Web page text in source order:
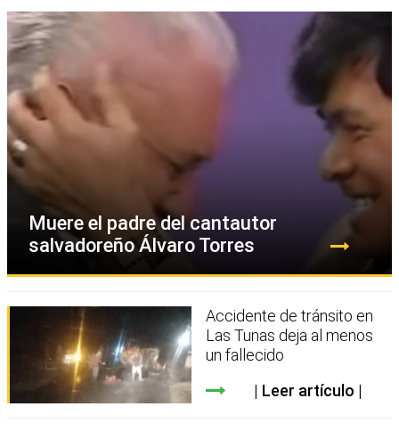
Muere el padre del cantautor
salvadoreño Álvaro Torres
Accidente de tránsito en
Las Tunas deja al menos
un fallecido
Leer artículo